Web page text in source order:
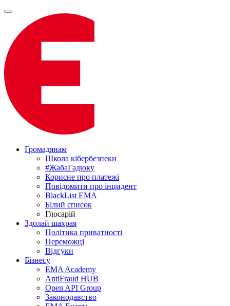
Громадянам
Школа кібербезпеки
#ЖабаГадюку
Корисне про платежі
Повідомити про інцидент
BlackList EMA
Білий список
Глосарій
Здолай шахрая
Політика приватності
Переможцi
Відгуки
Бізнесу
EMA Academy
AntiFraud HUB
Open API Group
Законодавство